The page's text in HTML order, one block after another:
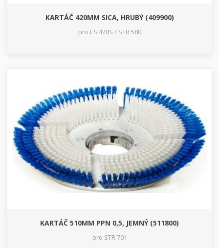
KARTÁČ 420MM SICA, HRUBÝ (409900)
pro ES 420S / STR 580
KARTÁČ 510MM PPN 0,5, JEMNÝ (511800)
pro STR 701